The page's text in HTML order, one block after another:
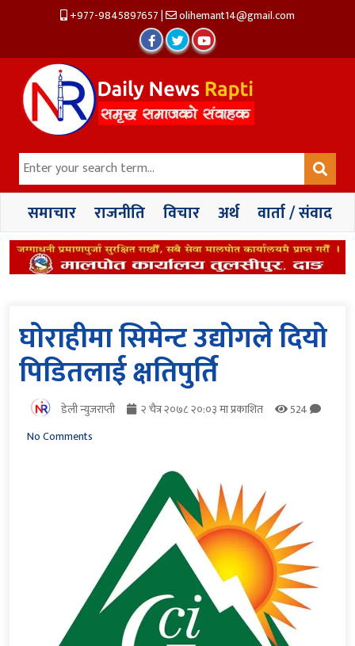
+977-9845897657| olihemant14@gmail.com
समाचार राजनीति विचार अर्थ वार्ता / संवाद
घोराहीमा सिमेन्ट उद्योगले दियो
पिडितलाई क्षतिपुर्ति
डेली न्युजराप्ती २ चैत्र २०७८ २०:०३ मा प्रकाशित
524
No Comments